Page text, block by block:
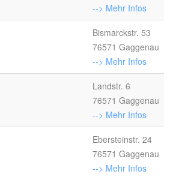
--> Mehr Infos
Bismarckstr. 53
76571 Gaggenau
--> Mehr Infos
Landstr. 6
76571 Gaggenau
--> Mehr Infos
Ebersteinstr. 24
76571 Gaggenau
--> Mehr Infos